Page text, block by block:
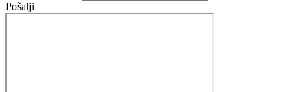
Pošalji